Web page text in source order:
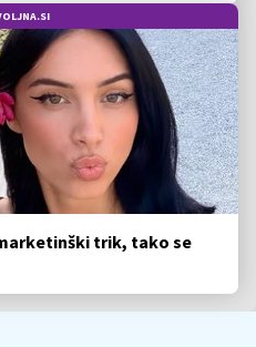
trik, tako se